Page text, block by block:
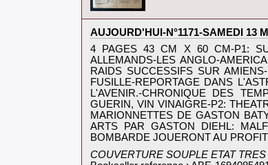
‎AUJOURD'HUI-N°1171-SAMEDI 13
‎4 PAGES 43 CM X 60 CM-P1:
ALLEMANDS-LES ANGLO-
RAIDS SUCCESSIFS SUR
FUSILLE-REPORTAGE DANS
L'AVENIR.-CHRONIQUE DES
GUERIN, VIN VINAIGRE-P2:
MARIONNETTES DE GASTON
ARTS PAR GASTON DIEHL:
BOMBARDE JOUERONT AU
‎COUVERTURE SOUPLE ETAT